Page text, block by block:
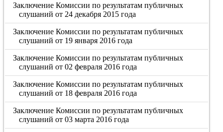
Заключение Комиссии по результатам публичных
слушаний от 24 декабря 2015 года
Заключение Комиссии по результатам публичных
слушаний от 19 января 2016 года
Заключение Комиссии по результатам публичных
слушаний от 02 февраля 2016 года
Заключение Комиссии по результатам публичных
слушаний от 18 февраля 2016 года
Заключение Комиссии по результатам публичных
слушаний от 03 марта 2016 года